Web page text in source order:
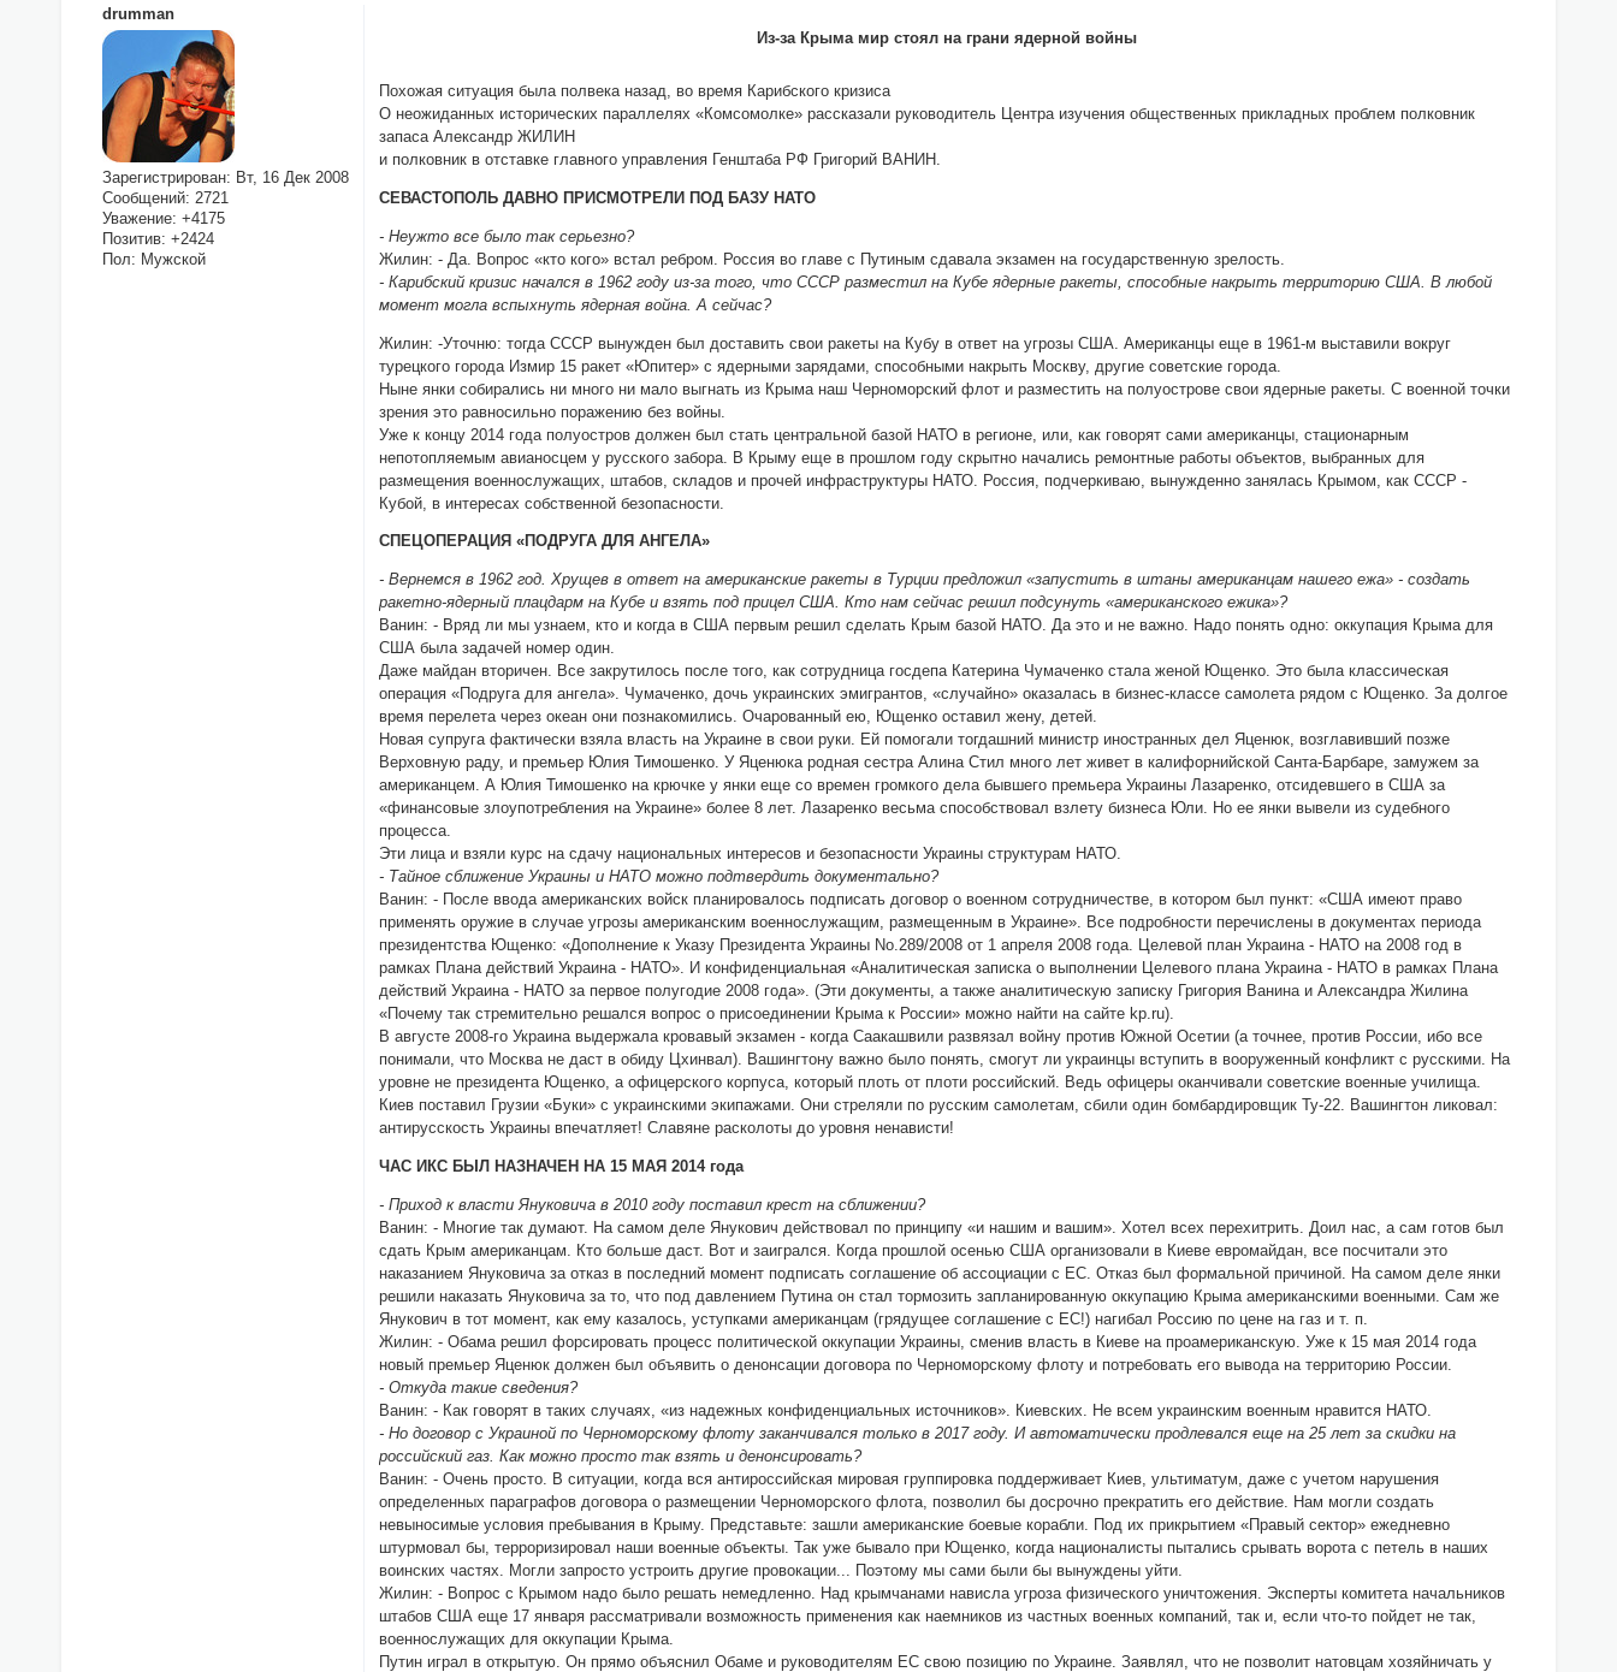
drumman
Зарегистрирован: Вт, 16 Дек 2008
Сообщений: 2721
Уважение: +4175
Позитив: +2424
Пол: Мужской
Из-за Крыма мир стоял на грани ядерной войны
Похожая ситуация была полвека назад, во время Карибского кризиса
О неожиданных исторических параллелях «Комсомолке» рассказали руководитель Центра изучения общественных прикладных проблем полковник
запаса Александр ЖИЛИН
и полковник в отставке главного управления Генштаба РФ Григорий ВАНИН.
СЕВАСТОПОЛЬ ДАВНО ПРИСМОТРЕЛИ ПОД БАЗУ НАТО
- Неужто все было так серьезно?
Жилин: - Да. Вопрос «кто кого» встал ребром. Россия во главе с Путиным сдавала экзамен на государственную зрелость.
- Карибский кризис начался в 1962 году из-за того, что СССР разместил на Кубе ядерные ракеты, способные накрыть территорию США. В любой
момент могла вспыхнуть ядерная война. А сейчас?
Жилин: -Уточню: тогда СССР вынужден был доставить свои ракеты на Кубу в ответ на угрозы США. Американцы еще в 1961-м выставили вокруг
турецкого города Измир 15 ракет «Юпитер» с ядерными зарядами, способными накрыть Москву, другие советские города.
Ныне янки собирались ни много ни мало выгнать из Крыма наш Черноморский флот и разместить на полу­острове свои ядерные ракеты. С военной точки
зрения это равносильно поражению без войны.
Уже к концу 2014 года полуостров должен был стать центральной базой НАТО в регионе, или, как говорят сами американцы, стационарным
непотопляемым авианосцем у русского забора. В Крыму еще в прошлом году скрытно начались ремонтные работы объектов, выбранных для
размещения военнослужащих, штабов, складов и прочей инфраструктуры НАТО. Россия, подчеркиваю, вынужденно занялась Крымом, как СССР -
Кубой, в интересах собственной безопасности.
СПЕЦОПЕРАЦИЯ «ПОДРУГА ДЛЯ АНГЕЛА»
- Вернемся в 1962 год. Хрущев в ответ на американские ракеты в Турции предложил «запустить в штаны американцам нашего ежа» - создать
ракетно-ядерный плацдарм на Кубе и взять под прицел США. Кто нам сейчас решил подсунуть «американского ежика»?
Ванин: - Вряд ли мы узнаем, кто и когда в США первым решил сделать Крым базой НАТО. Да это и не важно. Надо понять одно: оккупация Крыма для
США была задачей номер один.
Даже майдан вторичен. Все закрутилось после того, как сотрудница госдепа Катерина Чумаченко стала женой Ющенко. Это была классическая
операция «Подруга для ангела». Чумаченко, дочь украинских эмигрантов, «случайно» оказалась в бизнес-классе самолета рядом с Ющенко. За долгое
время перелета через океан они познакомились. Очарованный ею, Ющенко оставил жену, детей.
Новая супруга фактически взяла власть на Украине в свои руки. Ей помогали тогдашний министр иностранных дел Яценюк, возглавивший позже
Верховную раду, и премьер Юлия Тимошенко. У Яценюка родная сестра Алина Стил много лет живет в калифорнийской Санта-Барбаре, замужем за
американцем. А Юлия Тимошенко на крючке у янки еще со времен громкого дела бывшего премьера Украины Лазаренко, отсидевшего в США за
«финансовые зло­употребления на Украине» более 8 лет. Лазаренко весьма способствовал взлету бизнеса Юли. Но ее янки вывели из судебного
процесса.
Эти лица и взяли курс на сдачу национальных интересов и безопасности Украины структурам НАТО.
- Тайное сближение Украины и НАТО можно подтвердить документально?
Ванин: - После ввода американских войск планировалось подписать договор о военном сотрудничестве, в котором был пункт: «США имеют право
применять оружие в случае угрозы американским военнослужащим, размещенным в Украине». Все подробности перечислены в документах периода
президентства Ющенко: «Дополнение к Указу Президента Украины No.289/2008 от 1 апреля 2008 года. Целевой план Украина - НАТО на 2008 год в
рамках Плана действий Украина - НАТО». И конфиденциальная «Аналитическая записка о выполнении Целевого плана Украина - НАТО в рамках Плана
действий Украина - НАТО за первое полугодие 2008 года». (Эти документы, а также аналитическую записку Григория Ванина и Александра Жилина
«Почему так стремительно решался вопрос о присоединении Крыма к России» можно найти на сайте kp.ru).
В августе 2008-го Украина выдержала кровавый экзамен - когда Саакашвили развязал войну против Южной Осетии (а точнее, против России, ибо все
понимали, что Москва не даст в обиду Цхинвал). Вашингтону важно было понять, смогут ли украинцы вступить в вооруженный конфликт с русскими. На
уровне не президента Ющенко, а офицерского корпуса, который плоть от плоти российский. Ведь офицеры оканчивали советские военные училища.
Киев поставил Грузии «Буки» с украинскими экипажами. Они стреляли по русским самолетам, сбили один бомбардировщик Ту-22. Вашингтон ликовал:
антирусскость Украины впечатляет! Славяне расколоты до уровня ненависти!
ЧАС ИКС БЫЛ НАЗНАЧЕН НА 15 МАЯ 2014 года
- Приход к власти Януковича в 2010 году поставил крест на сближении?
Ванин: - Многие так думают. На самом деле Янукович действовал по принципу «и нашим и вашим». Хотел всех перехитрить. Доил нас, а сам готов был
сдать Крым американцам. Кто больше даст. Вот и заигрался. Когда прошлой осенью США организовали в Киеве евромайдан, все посчитали это
наказанием Януковича за отказ в последний момент подписать соглашение об ассоциации с ЕС. Отказ был формальной причиной. На самом деле янки
решили наказать Януковича за то, что под давлением Путина он стал тормозить запланированную оккупацию Крыма американскими военными. Сам же
Янукович в тот момент, как ему казалось, уступками американцам (грядущее соглашение с ЕС!) нагибал Россию по цене на газ и т. п.
Жилин: - Обама решил форсировать процесс политической оккупации Украины, сменив власть в Киеве на проамериканскую. Уже к 15 мая 2014 года
новый премьер Яценюк должен был объявить о денонсации договора по Черноморскому флоту и потребовать его вывода на территорию России.
- Откуда такие сведения?
Ванин: - Как говорят в таких случаях, «из надежных конфиденциальных источников». Киевских. Не всем украинским военным нравится НАТО.
- Но договор с Украиной по Черноморскому флоту заканчивался только в 2017 году. И автоматически продлевался еще на 25 лет за скидки на
российский газ. Как можно просто так взять и денонсировать?
Ванин: - Очень просто. В ситуации, когда вся антироссийская мировая группировка поддерживает Киев, ультиматум, даже с учетом нарушения
определенных параграфов договора о размещении Черноморского флота, позволил бы досрочно прекратить его действие. Нам могли создать
невыносимые условия пребывания в Крыму. Представьте: зашли американские боевые корабли. Под их прикрытием «Правый сектор» ежедневно
штурмовал бы, терроризировал наши военные объекты. Так уже бывало при Ющенко, когда националисты пытались срывать ворота с петель в наших
воинских частях. Могли запросто устроить другие провокации... Поэтому мы сами были бы вынуждены уйти.
Жилин: - Вопрос с Крымом надо было решать немедленно. Над крымчанами нависла угроза физического уничтожения. Эксперты комитета начальников
штабов США еще 17 января рассматривали возможность применения как наемников из частных военных компаний, так и, если что-то пойдет не так,
военнослужащих для оккупации Крыма.
Путин играл в открытую. Он прямо объяснил Обаме и руководителям ЕС свою позицию по Украине. Заявлял, что не позволит натовцам хозяйничать у